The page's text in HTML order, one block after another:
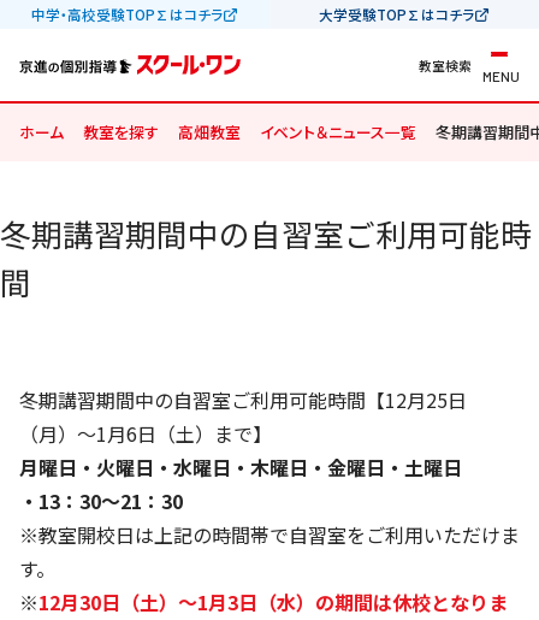
中学・高校受験TOP∑はコチラ 大学受験TOP∑はコチラ
教室検索
MENU
ホーム 教室を探す 高畑教室 イベント＆ニュース一覧 冬期講習期間
冬期講習期間中の自習室ご利用可能時
間
冬期講習期間中の自習室ご利用可能時間【12月25日
（月）～1月6日（土）まで】
月曜日・火曜日・水曜日・木曜日・金曜日・土曜日
・13：30～21：30
※教室開校日は上記の時間帯で自習室をご利用いただけま
す。
※12月30日（土）～1月3日（水）の期間は休校となりま